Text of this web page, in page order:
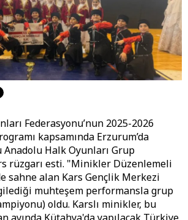
Federasyonu’nun 2025-2026
kapsamında Erzurum’da
Halk Oyunları Grup
rüzgarı esti. "Minikler Düzenlemeli
sahne alan Kars Gençlik Merkezi
muhteşem performansla grup
oldu. Karslı minikler, bu